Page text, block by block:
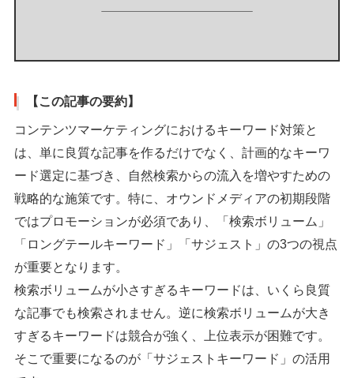
【この記事の要約】
コンテンツマーケティングにおけるキーワード対策と
は、単に良質な記事を作るだけでなく、計画的なキーワ
ード選定に基づき、自然検索からの流入を増やすための
戦略的な施策です。特に、オウンドメディアの初期段階
ではプロモーションが必須であり、「検索ボリューム」
「ロングテールキーワード」「サジェスト」の3つの視点
が重要となります。
検索ボリュームが小さすぎるキーワードは、いくら良質
な記事でも検索されません。逆に検索ボリュームが大き
すぎるキーワードは競合が強く、上位表示が困難です。
そこで重要になるのが「サジェストキーワード」の活用